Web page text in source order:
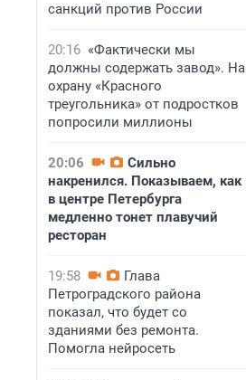
санкций против России
20:16 «Фактически мы
должны содержать завод». На
охрану «Красного
треугольника» от подростков
попросили миллионы
20:06
Сильно
накренился. Показываем, как
в центре Петербурга
медленно тонет плавучий
ресторан
19:58
Глава
Петроградского района
показал, что будет со
зданиями без ремонта.
Помогла нейросеть